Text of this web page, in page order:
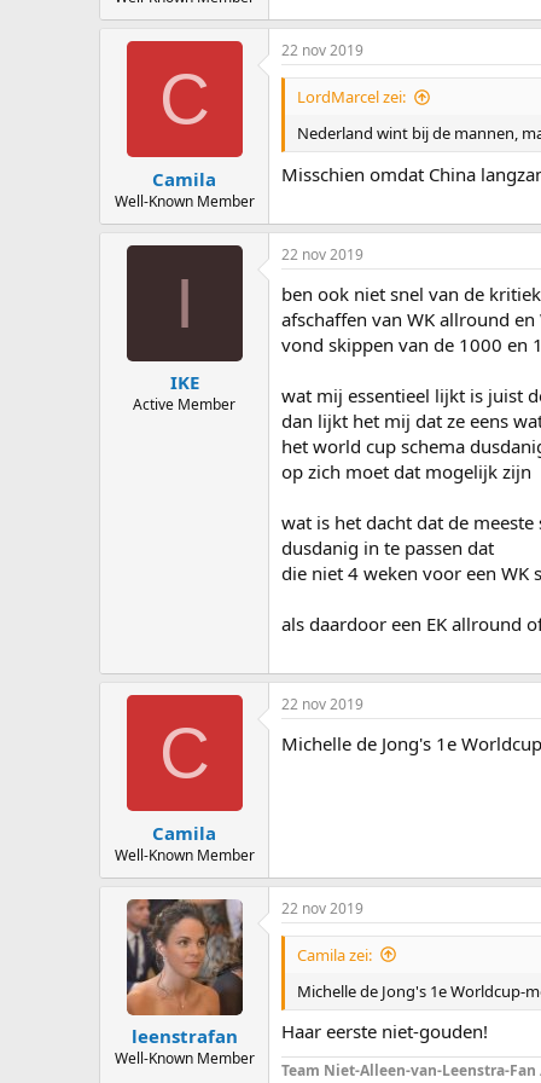
C
Camila
Well-Known Member
22 nov 2019
LordMarcel zei:
Nederland wint bij de mannen,
Misschien omdat China
I
IKE
Active Member
22 nov 2019
ben ook niet snel van de
afschaffen van WK allround
vond skippen van de 1000 en
wat mij essentieel lijkt is juist
dan lijkt het mij dat ze eens
het world cup schema
op zich moet dat mogelijk zijn
wat is het dacht dat de
dusdanig in te passen dat
die niet 4 weken voor een
als daardoor een EK allround
C
Camila
Well-Known Member
22 nov 2019
Michelle de Jong's 1e
leenstrafan
Well-Known Member
22 nov 2019
Camila zei:
Michelle de Jong's 1e Worldcup-
Haar eerste niet-gouden!
Team Niet-Alleen-van-Leenstra-